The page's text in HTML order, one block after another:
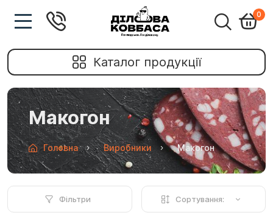
0
Каталог продукції
Макогон
Головна Виробники Макогон
Фільтри Сортування: